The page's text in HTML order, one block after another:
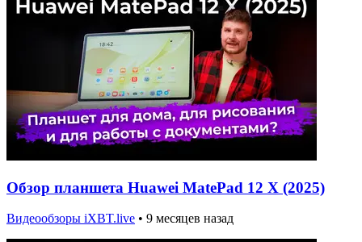
Обзор планшета Huawei MatePad 12 X (2025)
Видеообзоры iXBT.live • 9 месяцев назад